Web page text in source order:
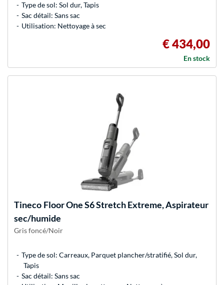
Type de sol: Sol dur, Tapis
Sac détail: Sans sac
Utilisation: Nettoyage à sec
€ 434,00
En stock
Tineco Floor One S6 Stretch Extreme, Aspirateur
sec/humide
Gris foncé/Noir
Type de sol: Carreaux, Parquet plancher/stratifié, Sol dur,
Tapis
Sac détail: Sans sac